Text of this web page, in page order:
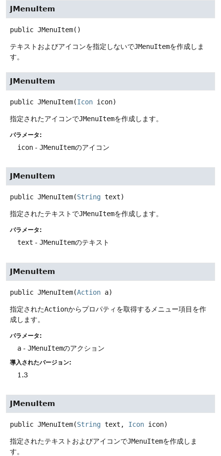
JMenuItem
public JMenuItem()
テキストおよびアイコンを指定しないでJMenuItemを作成しま
す。
JMenuItem
public JMenuItem(Icon icon)
指定されたアイコンでJMenuItemを作成します。
パラメータ:
icon - JMenuItemのアイコン
JMenuItem
public JMenuItem(String text)
指定されたテキストでJMenuItemを作成します。
パラメータ:
text - JMenuItemのテキスト
JMenuItem
public JMenuItem(Action a)
指定されたActionからプロパティを取得するメニュー項目を作
成します。
パラメータ:
a - JMenuItemのアクション
導入されたバージョン:
1.3
JMenuItem
public JMenuItem(String text, Icon icon)
指定されたテキストおよびアイコンでJMenuItemを作成しま
す。